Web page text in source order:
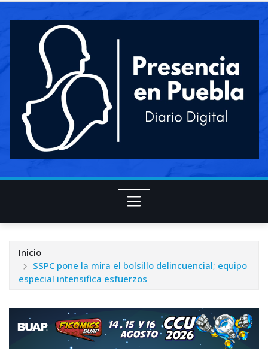
Inicio
SSPC pone la mira el bolsillo delincuencial; equipo
especial intensifica esfuerzos